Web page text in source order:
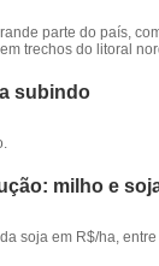
parte do país,
trechos do litoral
subindo
milho e
soja em R$/ha, entre